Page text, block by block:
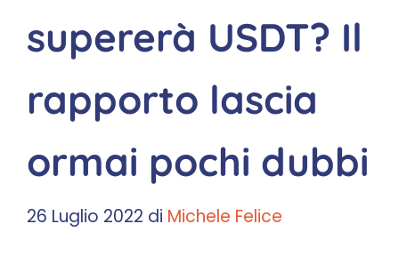
supererà USDT? Il
rapporto lascia
ormai pochi dubbi
26 Luglio 2022 di Michele Felice